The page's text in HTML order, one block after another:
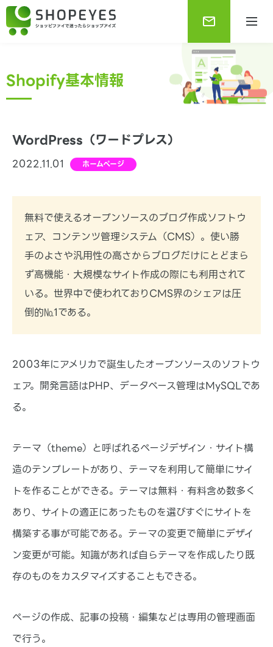
Shopify基本情報
WordPress（ワードプレス）
2022.11.01 ホームページ
無料で使えるオープンソースのブログ作成ソフトウ
ェア、コンテンツ管理システム（CMS）。使い勝
手のよさや汎用性の高さからブログだけにとどまら
ず高機能・大規模なサイト作成の際にも利用されて
いる。世界中で使われておりCMS界のシェアは圧
倒的№1である。
2003年にアメリカで誕生したオープンソースのソフトウ
ェア。開発言語はPHP、データベース管理はMySQLであ
る。
テーマ（theme）と呼ばれるページデザイン・サイト構
造のテンプレートがあり、テーマを利用して簡単にサイ
トを作ることができる。テーマは無料・有料含め数多く
あり、サイトの適正にあったものを選びすぐにサイトを
構築する事が可能である。テーマの変更で簡単にデザイ
ン変更が可能。知識があれば自らテーマを作成したり既
存のものをカスタマイズすることもできる。
ページの作成、記事の投稿・編集などは専用の管理画面
で行う。
Shopifyに関する最新で役に立つ情報をお知らせしま
Shopify基本情報
基本的な機能や、アプリ・テーマの紹介など基本的な